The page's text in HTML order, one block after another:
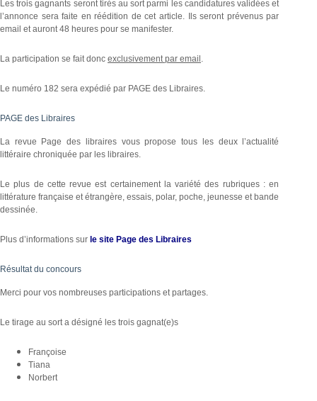
Les trois gagnants seront tirés au sort parmi les candidatures validées et
l’annonce sera faite en réédition de cet article. Ils seront prévenus par
email et auront 48 heures pour se manifester.
La participation se fait donc exclusivement par email .
Le numéro 182 sera expédié par PAGE des Libraires.
PAGE des Libraires
La revue Page des libraires vous propose tous les deux l’actualité
littéraire chroniquée par les libraires.
Le plus de cette revue est certainement la variété des rubriques : en
littérature française et étrangère, essais, polar, poche, jeunesse et bande
dessinée.
Plus d’informations sur le site Page des Libraires
Résultat du concours
Merci pour vos nombreuses participations et partages.
Le tirage au sort a désigné les trois gagnat(e)s
Françoise
Tiana
Norbert